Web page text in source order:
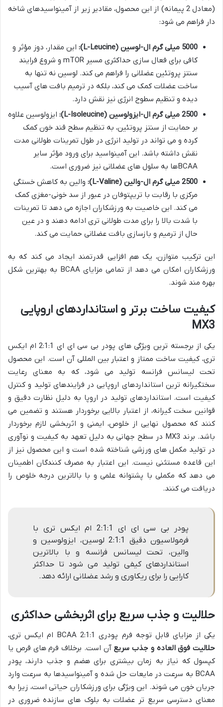
(معادل 2 پیمانه) از این محصول، مقادیر زیر از آمینواسیدهای شاخه
دار فراهم می شود:
5000 میلی گرم ال-لوسین (L-Leucine):
این مقدار، دوز مؤثر و
کافی برای فعال سازی حداکثری مسیر mTOR و شروع فرایند
سنتز پروتئین عضلانی را فراهم می کند. لوسین نه تنها به
ساخت عضلات کمک می کند، بلکه در ترمیم بافت های آسیب
دیده و تنظیم سطوح انرژی نیز نقش دارد.
2500 میلی گرم ال-ایزولوسین (L-Isoleucine):
ایزولوسین علاوه
بر حمایت از سنتز پروتئین، به تنظیم سطح قند خون کمک
کرده و می تواند در تولید انرژی در طول تمرینات طولانی مدت
نقش داشته باشد. این آمینواسید برای ورود مؤثر سایر
BCAAها به سلول های عضلانی نیز ضروری است.
2500 میلی گرم ال-والین (L-Valine):
والین به کاهش خستگی
مرکزی با رقابت با تریپتوفان در عبور از سد خونی-مغزی کمک
می کند. این خاصیت به ورزشکاران اجازه می دهد تا تمرینات
با شدت بالا را برای مدت طولانی تری ادامه دهند و در عین
حال از ترمیم و بازسازی بافت عضلانی حمایت می کند.
این ترکیب متوازن، یک هم افزایی قدرتمند ایجاد می کند که به
ورزشکاران امکان می دهد از تمامی مزایای BCAA به بهترین شکل
بهره مند شوند.
کیفیت ساخت برتر و استانداردهای اروپایی
MX3
یکی از برجسته ترین ویژگی های پودر بی سی ای ای 2:1:1 ام ایکس
تری، کیفیت ساخت ممتاز و اعتبار بین المللی آن است. این محصول
تحت لیسانس فرانسه تولید می شود، که به معنای رعایت
سختگیرانه ترین استانداردهای اروپایی در فرایندهای تولید و کنترل
کیفیت است. استانداردهای تولید در اروپا به دلیل نظارت دقیق و
قوانین سخت گیرانه، از اعتبار بالایی برخوردار هستند و تضمین می
کنند که محصول نهایی از خلوص، ایمنی و اثربخشی لازم برخوردار
باشد. برند MX3 در سطح جهانی به دلیل تعهد به کیفیت و نوآوری
در تولید مکمل های ورزشی شناخته شده است و این محصول نیز از
این قاعده مستثنی نیست. این اعتبار به مصرف کنندگان اطمینان
می دهد که مکملی با پشتوانه علمی و با بالاترین درجه خلوص را
دریافت می کنند.
پودر بی سی ای ای 2:1:1 ام ایکس تری با
فرمولاسیون دقیق 2:1:1 لوسین، ایزولوسین و
والین، تحت لیسانس فرانسه و با بالاترین
استانداردهای کیفی تولید می شود تا حداکثر
کارایی را برای ریکاوری و رشد عضلانی ارائه دهد.
حلالیت و جذب سریع برای اثربخشی حداکثری
یکی از مزایای قابل توجه فرم پودری BCAA 2:1:1 ام ایکس تری،
حلالیت فوق العاده و جذب سریع آن است. برخلاف فرم های قرص یا
کپسول که نیاز به زمان بیشتری برای هضم و جذب دارند، پودر
BCAA به سرعت در مایعات حل شده و آمینواسیدها به سرعت وارد
جریان خون می شوند. این ویژگی برای ورزشکاران حیاتی است، زیرا به
معنای دسترسی سریع تر عضلات به بلوک های سازنده ضروری در